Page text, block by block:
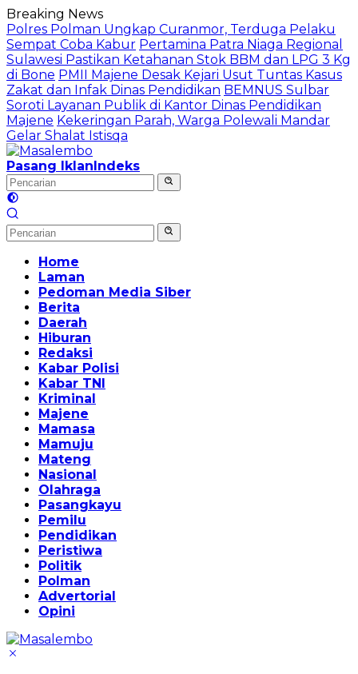
Langsung
ke
konten
Breaking News
Polres Polman Ungkap Curanmor, Terduga Pelaku
Sempat Coba Kabur Pertamina Patra Niaga Regional
Sulawesi Pastikan Ketahanan Stok BBM dan LPG 3 Kg
di Bone PMII Majene Desak Kejari Usut Tuntas Kasus
Zakat dan Infak Dinas Pendidikan BEMNUS Sulbar
Soroti Layanan Publik di Kantor Dinas Pendidikan
Majene Kekeringan Parah, Warga Polewali Mandar
Gelar Shalat Istisqa
Pasang IklanIndeks
Home
Laman
Pedoman Media Siber
Berita
Daerah
Hiburan
Redaksi
Kabar Polisi
Kabar TNI
Kriminal
Majene
Mamasa
Mamuju
Mateng
Nasional
Olahraga
Pasangkayu
Pemilu
Pendidikan
Peristiwa
Politik
Polman
Advertorial
Opini